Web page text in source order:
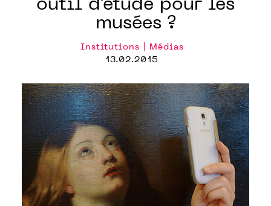
outil d'étude pour les
musées ?
Institutions | Médias
13.02.2015